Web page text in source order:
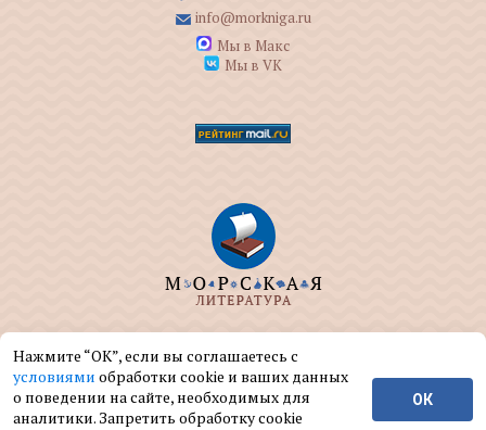
info@morkniga.ru
Мы в Макс
Мы в VK
ООО "МОРКНИГА" занимается изданием и
реализацией книг на морскую тематику.
© ООО "МОРКНИГА", 2004 — 2026 г.
Нажмите “ОК”, если вы соглашаетесь с
условиями обработки cookie и ваших данных
о поведении на сайте, необходимых для
аналитики. Запретить обработку cookie
ОК